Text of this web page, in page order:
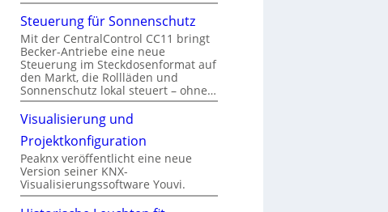
Steuerung für Sonnenschutz
Mit der CentralControl CC11 bringt
Becker-Antriebe eine neue
Steuerung im Steckdosenformat auf
den Markt, die Rollläden und
Sonnenschutz lokal steuert – ohne…
Visualisierung und
Projektkonfiguration
Peaknx veröffentlicht eine neue
Version seiner KNX-
Visualisierungssoftware Youvi.